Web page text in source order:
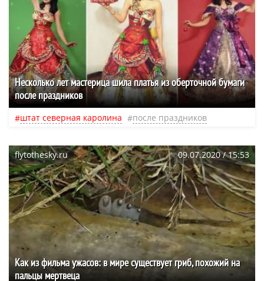
Несколько лет мастерица шила платья из оберточной бумаги
после праздников
штат северная каролина после праздников
flytothesky.ru 09.07.2020 / 15:53
Как из фильма ужасов: в мире существует гриб, похожий на
пальцы мертвеца